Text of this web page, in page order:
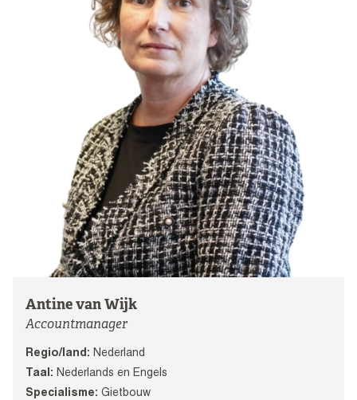
Antine van Wijk
Accountmanager
Regio/land: Nederland
Taal: Nederlands en Engels
Specialisme: Gietbouw